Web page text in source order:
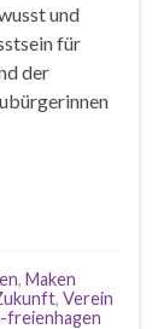
und
für
der
, Maken
, Verein
freienhagen